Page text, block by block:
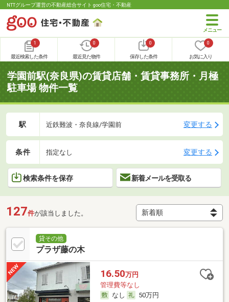
NTTグループ運営の不動産総合サイト goo住宅・不動産
1
最近検索した条件
0
最近見た物件
0
保存した条件
0
お気に入り
学園前駅(奈良県)の賃貸店舗・賃貸事務所・月極
駐車場 物件一覧
駅 近鉄難波・奈良線/学園前 変更する
条件 指定なし 変更する
検索条件を保存 新着メールを受取る
127件が該当しました。
貸その他
プラザ藤の木
16.50万円
管理費等なし
なし
50万円